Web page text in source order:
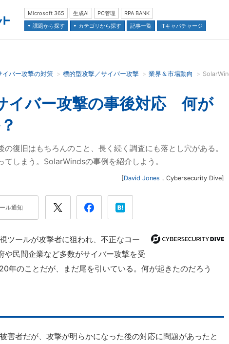
Microsoft 365 生成AI PC管理
RPA BANK
課題から探す
カテゴリから探す 記事一覧 ITキャパチャージ
並び順：
イバー攻撃の対策 標的型攻撃／サイバー攻撃 業界＆市場動向
イバー攻撃の事後対応 何が
復旧はもちろんのこと、長く続く調査にも落とし穴がある。
しまう。SolarWindsの事例を紹介しよう。
[David Jones ， Cybersecurity Dive]
ル通知
ツールが攻撃者に狙われ、不正なコー
や民間企業など多数がサイバー攻撃を受
年のことだが、まだ尾を引いている。何が起きたのだろう
者だが、攻撃が明らかになった後の対応に問題があったと